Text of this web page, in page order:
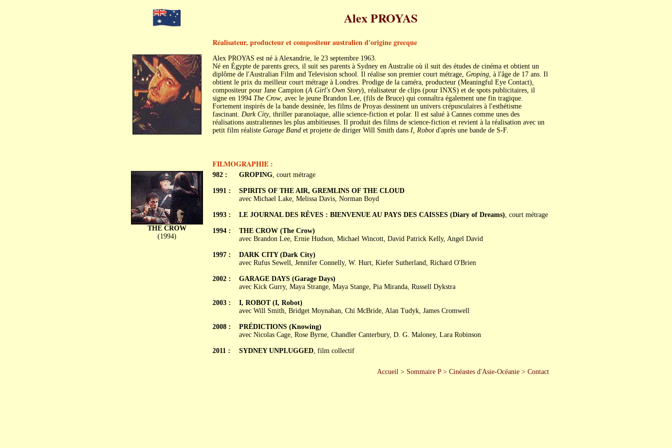
Alex PROYAS
Réalisateur, producteur et compositeur australien d'origine grecque
Alex PROYAS est né à Alexandrie, le 23 septembre 1963.
Né en Égypte de parents grecs, il suit ses parents à Sydney en Australie où il suit des études de cinéma et obtient un
diplôme de l'Australian Film and Television school. Il réalise son premier court métrage, Groping, à l'âge de 17 ans. Il
obtient le prix du meilleur court métrage à Londres. Prodige de la caméra, producteur (Meaningful Eye Contact),
compositeur pour Jane Campion (A Girl's Own Story), réalisateur de clips (pour INXS) et de spots publicitaires, il
signe en 1994 The Crow, avec le jeune Brandon Lee, (fils de Bruce) qui connaîtra également une fin tragique.
Fortement inspirés de la bande dessinée, les films de Proyas dessinent un univers crépusculaires à l'esthétisme
fascinant. Dark City, thriller paranoïaque, allie science-fiction et polar. Il est salué à Cannes comme unes des
réalisations australiennes les plus ambitieuses. Il produit des films de science-fiction et revient à la réalisation avec un
petit film réaliste Garage Bandet projette de diriger Will Smith dans I, Robotd'après une bande de S-F.
FILMOGRAPHIE :
THE CROW
(1994)
982 :
1991 :
1993 :
1994 :
1997 :
2002 :
2003 :
2008 :
2011 :
GROPING, court métrage
SPIRITS OF THE AIR, GREMLINS OF THE CLOUD
avec Michael Lake, Melissa Davis, Norman Boyd
LE JOURNAL DES RÊVES : BIENVENUE AU PAYS DES CAISSES (Diary of Dreams), court métrage
THE CROW (The Crow)
avec Brandon Lee, Ernie Hudson, Michael Wincott, David Patrick Kelly, Angel David
DARK CITY (Dark City)
avec Rufus Sewell, Jennifer Connelly, W. Hurt, Kiefer Sutherland, Richard O'Brien
GARAGE DAYS (Garage Days)
avec Kick Gurry, Maya Strange, Maya Stange, Pia Miranda, Russell Dykstra
I, ROBOT (I, Robot)
avec Will Smith, Bridget Moynahan, Chi McBride, Alan Tudyk, James Cromwell
PRÉDICTIONS (Knowing)
avec Nicolas Cage, Rose Byrne, Chandler Canterbury, D. G. Maloney, Lara Robinson
SYDNEY UNPLUGGED, film collectif
Accueil> Sommaire P> Cinéastes d'Asie-Océanie> Contact